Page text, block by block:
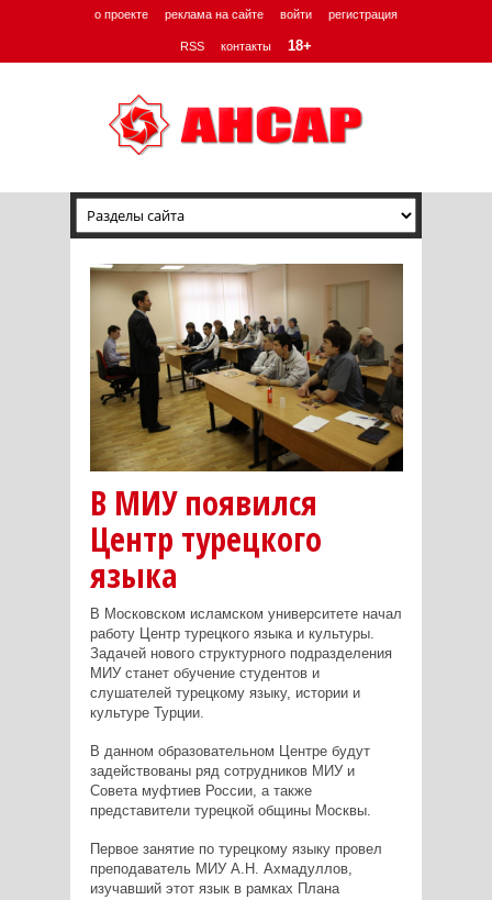
о проекте реклама на сайте войти регистрация
RSS контакты 18+
В МИУ появился
Центр турецкого
языка
В Московском исламском университете начал
работу Центр турецкого языка и культуры.
Задачей нового структурного подразделения
МИУ станет обучение студентов и
слушателей турецкому языку, истории и
культуре Турции.
В данном образовательном Центре будут
задействованы ряд сотрудников МИУ и
Совета муфтиев России, а также
представители турецкой общины Москвы.
Первое занятие по турецкому языку провел
преподаватель МИУ А.Н. Ахмадуллов,
изучавший этот язык в рамках Плана